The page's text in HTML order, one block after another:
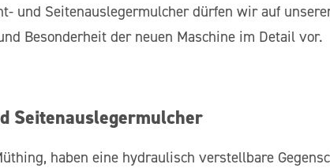
und Seitenauslegermulcher dürfen wir auf
Besonderheit der neuen Maschine im Detail vor.
Seitenauslegermulcher
haben eine hydraulisch verstellbare